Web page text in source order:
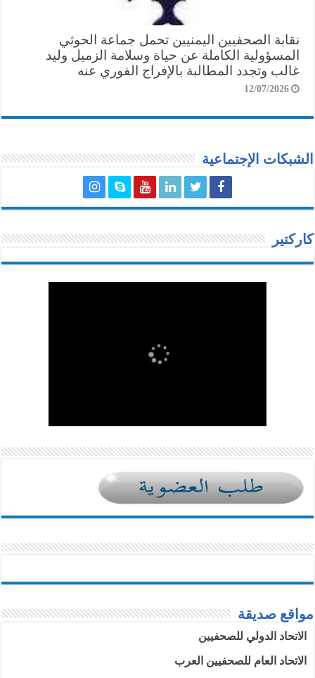
نقابة الصحفيين اليمنيين تحمل جماعة الحوثي
المسؤولية الكاملة عن حياة وسلامة الزميل وليد
غالب وتجدد المطالبة بالإفراج الفوري عنه
12/07/2026
الشبكات الإجتماعية
كاركتير
مواقع صديقة
الاتحاد الدولي للصحفيين
الاتحاد العام للصحفيين العرب